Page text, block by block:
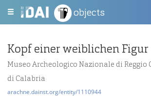
objects
Kopf einer weiblichen Figur
Museo Archeologico Nazionale di Reggio
di Calabria
arachne.dainst.org/entity/1110944